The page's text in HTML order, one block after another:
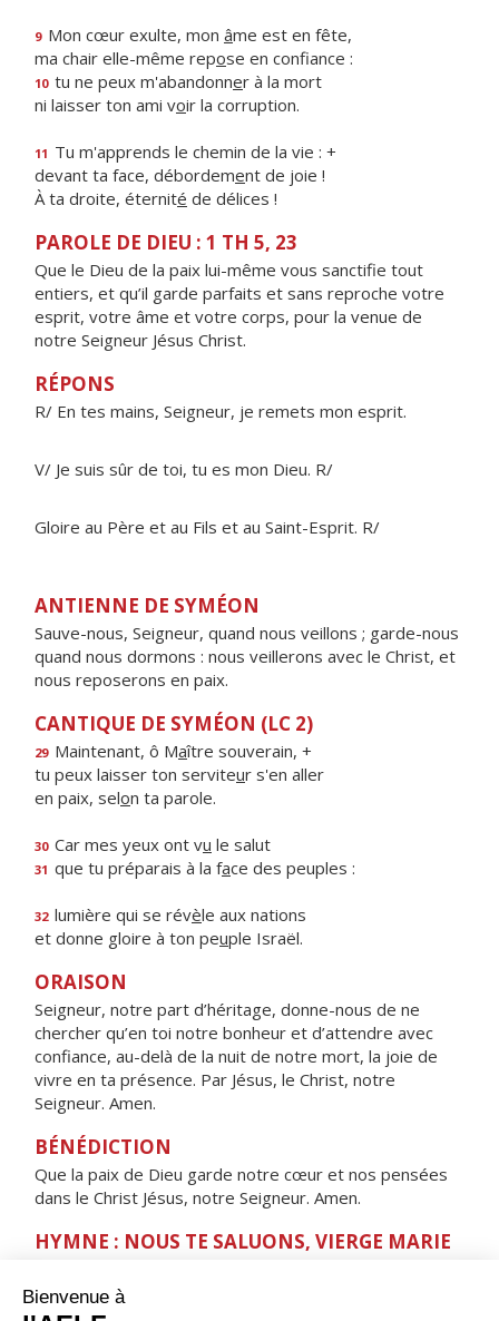
9 Mon cœur exulte, mon âme est en fête,
ma chair elle-même repose en confiance :
10 tu ne peux m'abandonner à la mort
ni laisser ton ami voir la corruption.
11 Tu m'apprends le chemin de la vie : +
devant ta face, débordement de joie !
À ta droite, éternité de délices !
PAROLE DE DIEU : 1 TH 5, 23
Que le Dieu de la paix lui-même vous sanctifie tout
entiers, et qu’il garde parfaits et sans reproche votre
esprit, votre âme et votre corps, pour la venue de
notre Seigneur Jésus Christ.
RÉPONS
R/ En tes mains, Seigneur, je remets mon esprit.
V/ Je suis sûr de toi, tu es mon Dieu. R/
Gloire au Père et au Fils et au Saint-Esprit. R/
ANTIENNE DE SYMÉON
Sauve-nous, Seigneur, quand nous veillons ; garde-nous
quand nous dormons : nous veillerons avec le Christ, et
nous reposerons en paix.
CANTIQUE DE SYMÉON (LC 2)
29 Maintenant, ô Maître souverain, +
tu peux laisser ton serviteur s'en aller
en paix, selon ta parole.
30 Car mes yeux ont vu le salut
31 que tu préparais à la face des peuples :
32 lumière qui se révèle aux nations
et donne gloire à ton peuple Israël.
ORAISON
Seigneur, notre part d’héritage, donne-nous de ne
chercher qu’en toi notre bonheur et d’attendre avec
confiance, au-delà de la nuit de notre mort, la joie de
vivre en ta présence. Par Jésus, le Christ, notre
Seigneur. Amen.
BÉNÉDICTION
Que la paix de Dieu garde notre cœur et nos pensées
dans le Christ Jésus, notre Seigneur. Amen.
HYMNE : NOUS TE SALUONS, VIERGE MARIE
servante du Seigneur.
Ta foi nous a donné